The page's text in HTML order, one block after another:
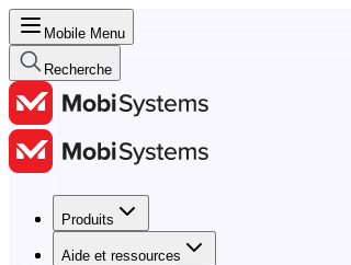
Mobile Menu
Recherche
Produits
Aide et ressources
Produits
Aide et ressources